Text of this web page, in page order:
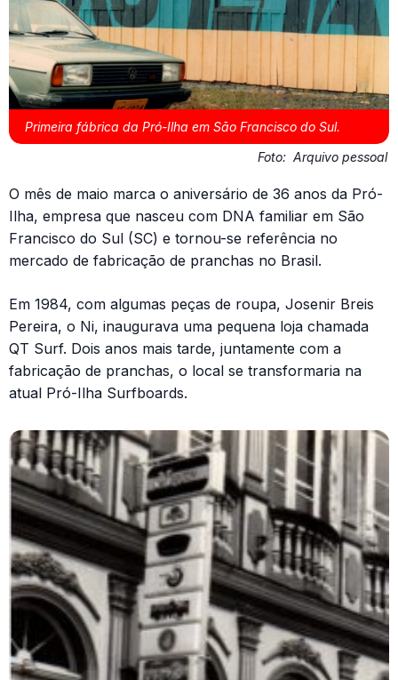
Primeira fábrica da Pró-Ilha em São Francisco do Sul.
Foto: Arquivo pessoal
O mês de maio marca o aniversário de 36 anos da Pró-
Ilha, empresa que nasceu com DNA familiar em São
Francisco do Sul (SC) e tornou-se referência no
mercado de fabricação de pranchas no Brasil.
Em 1984, com algumas peças de roupa, Josenir Breis
Pereira, o Ni, inaugurava uma pequena loja chamada
QT Surf. Dois anos mais tarde, juntamente com a
fabricação de pranchas, o local se transformaria na
atual Pró-Ilha Surfboards.